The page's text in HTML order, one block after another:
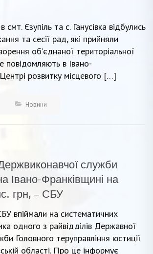
Єзупіль та с. Ганусівка відбулись
та сесії рад, які прийняли
об’єднаної територіальної
повідомляють в Івано-
розвитку місцевого […]
Новини
служби
Івано-Франківщині на
грн, – СБУ
впіймали на систематичних
одного з райвідділів Державної
Головного теруправління юстиції
області. Про це інформує